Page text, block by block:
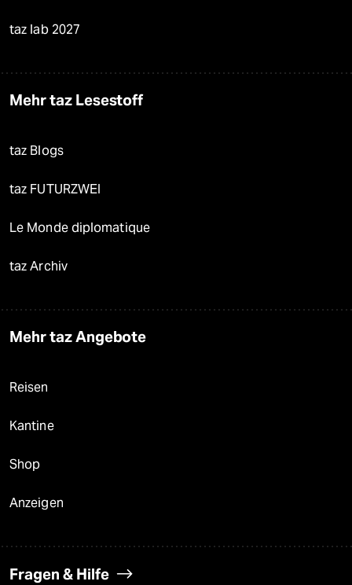
taz lab 2027
Mehr taz Lesestoff
taz Blogs
taz FUTURZWEI
Le Monde diplomatique
taz Archiv
Mehr taz Angebote
Reisen
Kantine
Shop
Anzeigen
Fragen & Hilfe